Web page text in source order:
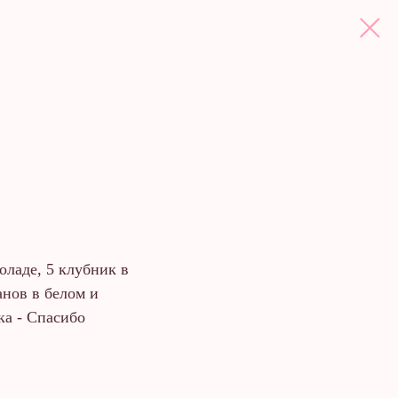
5 клубник в
в белом и
- Спасибо